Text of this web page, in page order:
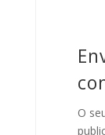
O